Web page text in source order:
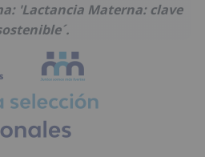
'Lactancia Materna: clave